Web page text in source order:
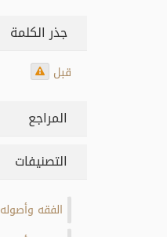
جذر الكلمة
قبل
المراجع
التصنيفات
الفقه وأصوله